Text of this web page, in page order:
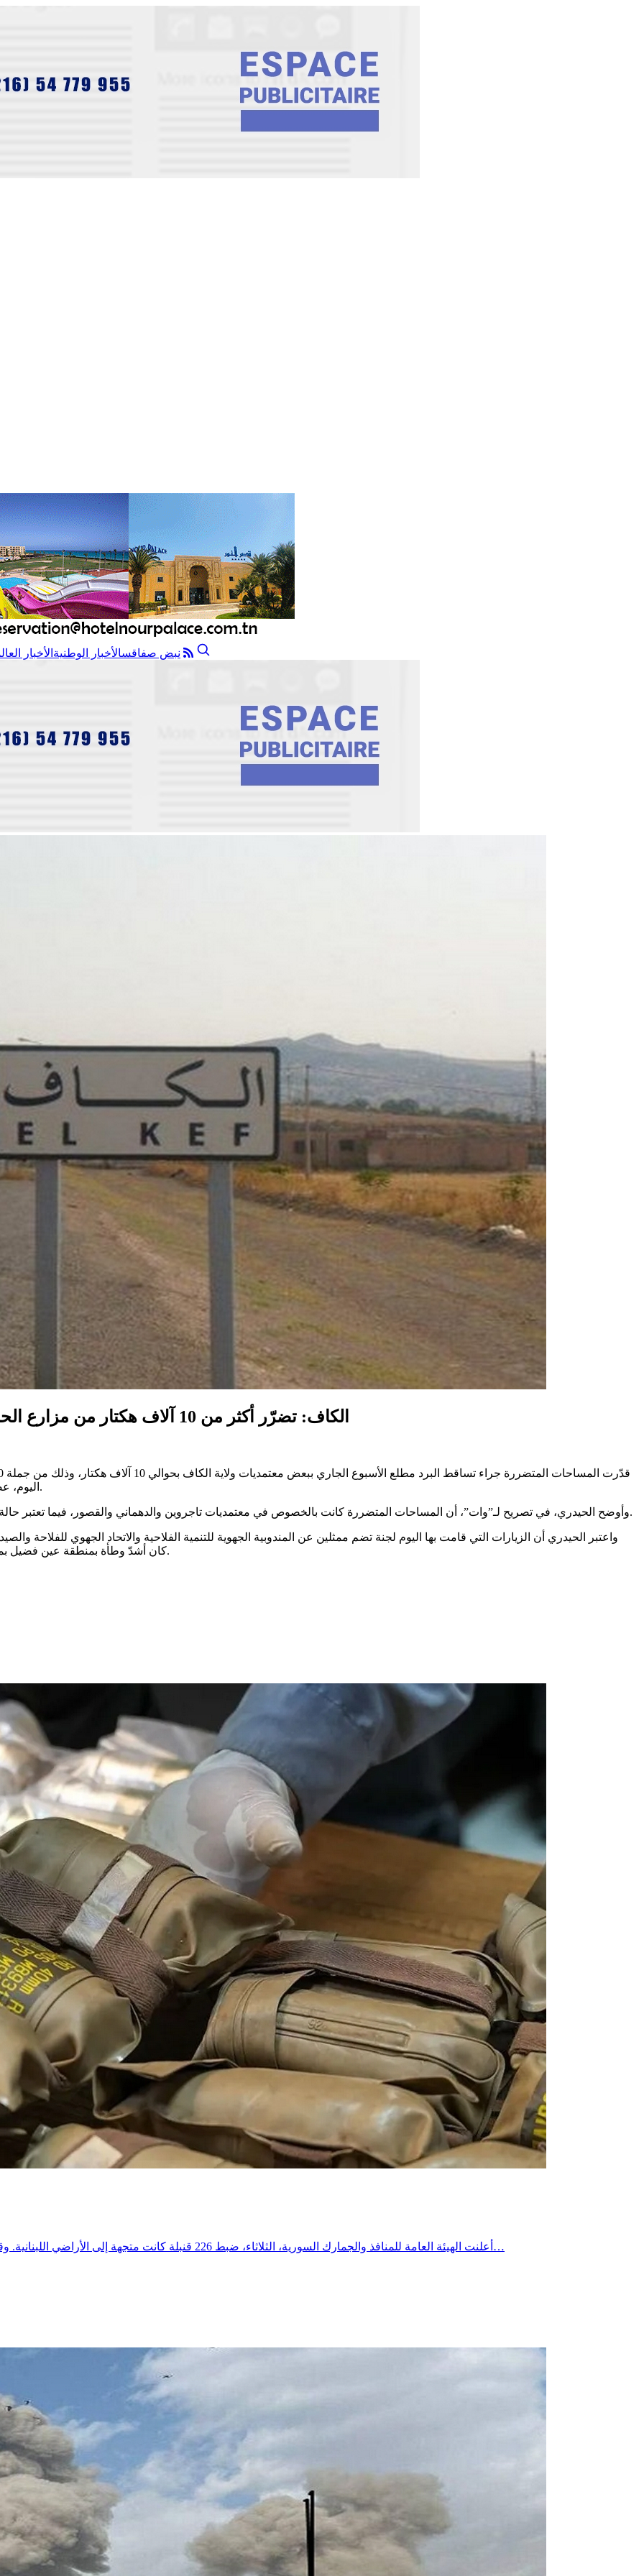
نبض صفاقسالأخبار الوطنية الأخبار
الكاف: تضرّر أكثر من 10 آلاف هكتار من مزارع الحبوب جراء تساقط البرد مطلع الأسبوع الماضي
اليوم، عضو الاتحاد الجهوي للفلاحة والصيد البحري بالكاف عبد الكريم الحيدري.
وأوضح الحيدري، في تصريح لـ”وات”، أن المساحات المتضررة كانت بالخصوص في معتمديات تاجروين والدهماني والقصور، فيما تعتبر حالة 60% من المزارع حسنة، وحالة 30 بالمائة منها متوسطة، وفق تقديره.
واعتبر الحيدري أن الزيارات التي قامت بها اليوم لجنة تضم ممثلين عن المندوبية الجهوية للتنمية الفلاحية والاتحاد الجهوي
كان أشدّ وطأة بمنطقة عين فضيل بمعتمدية القصور وبمنطقة قرن الحلفاية بمعتمدية تاجروين، وفق تأكيده.
أعلنت الهيئة العامة للمنافذ والجمارك السورية، الثلاثاء، ضبط 226 قنبلة كانت متجهة إلى الأراضي اللبنانية. وقالت الهيئة، في بيان، إن أمانة جمارك جديدة يابوس ضبطت 226 قنبلةً…